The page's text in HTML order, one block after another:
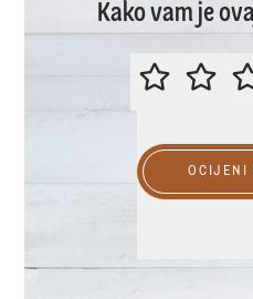
Kako vam je
OCIJENI